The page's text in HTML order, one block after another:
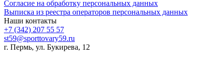
Согласие на обработку персональных данных
Выписка из реестра операторов персональных данных
Наши контакты
+7 (342) 207 55 57
st59@sporttovary59.ru
г. Пермь, ул. Букирева, 12